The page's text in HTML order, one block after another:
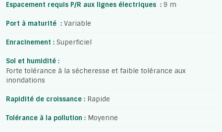
Espacement requis P/R aux lignes électriques : 9 m
Port à maturité : Variable
Enracinement : Superficiel
Sol et humidité :
Forte tolérance à la sécheresse et faible tolérance aux
inondations
Rapidité de croissance : Rapide
Tolérance à la pollution : Moyenne